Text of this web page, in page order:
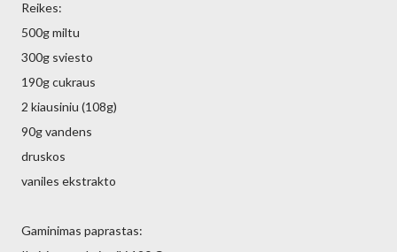
Reikes:
500g miltu
300g sviesto
190g cukraus
2 kiausiniu (108g)
90g vandens
druskos
vaniles ekstrakto
Gaminimas paprastas: